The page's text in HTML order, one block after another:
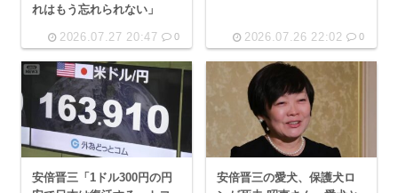
れはもう忘れられない」
2026.07.27 20:47 0 2026.07.26 22:02 0
安倍晋三「1ドル300円の円
安倍晋三の愛犬、保護犬ロ